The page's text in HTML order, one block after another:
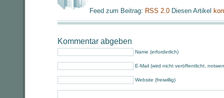
Feed zum Beitrag: RSS 2.0 Diesen Artikel
Kommentar abgeben
Name (erforderlich)
E-Mail (wird nicht veröffentlicht,
Website (freiwillig)